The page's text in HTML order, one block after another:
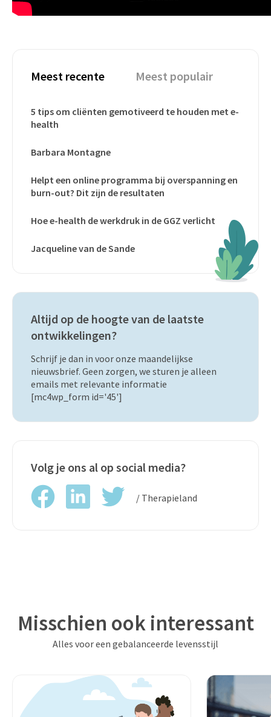
Meest recente Meest populair
5 tips om cliënten gemotiveerd te houden met e-
health
Barbara Montagne
Helpt een online programma bij overspanning en
burn-out? Dit zijn de resultaten
Hoe e-health de werkdruk in de GGZ verlicht
Jacqueline van de Sande
Altijd op de hoogte van de laatste
ontwikkelingen?
Schrijf je dan in voor onze maandelijkse
nieuwsbrief. Geen zorgen, we sturen je alleen
emails met relevante informatie
[mc4wp_form id='45']
Volg je ons al op social media?
/ Therapieland
Misschien ook interessant
Alles voor een gebalanceerde levensstijl